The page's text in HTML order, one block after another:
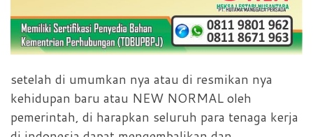
setelah di umumkan nya atau di resmikan nya
kehidupan baru atau NEW NORMAL oleh
pemerintah, di harapkan seluruh para tenaga kerja